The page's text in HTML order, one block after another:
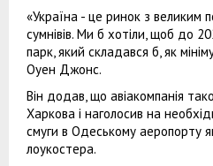
«Україна - це ринок з великим
сумнівів. Ми б хотіли, щоб до
парк, який складався б, як
Оуен Джонс.
Він додав, що авіакомпанія
Харкова і наголосив на
смуги в Одеському аеропорту
лоукостера.